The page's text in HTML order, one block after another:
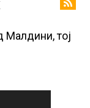
работи со Мурињо:
дури и управата
на Родри
понижи
Малдини, тој